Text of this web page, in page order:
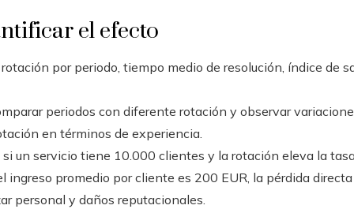
el efecto
por periodo, tiempo medio de resolución, índice de
periodos con diferente rotación y observar
en términos de experiencia.
si un servicio tiene 10.000 clientes y la rotación eleva la
ingreso promedio por cliente es 200 EUR, la pérdida
personal y daños reputacionales.